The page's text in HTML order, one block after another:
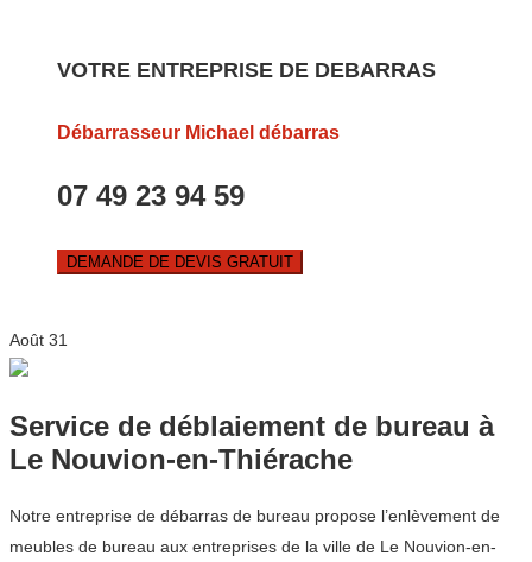
VOTRE ENTREPRISE DE DEBARRAS
Débarrasseur Michael débarras
07 49 23 94 59
DEMANDE DE DEVIS GRATUIT
Août 31
Service de déblaiement de bureau à
Le Nouvion-en-Thiérache
Notre entreprise de débarras de bureau propose l’enlèvement de
meubles de bureau aux entreprises de la ville de Le Nouvion-en-